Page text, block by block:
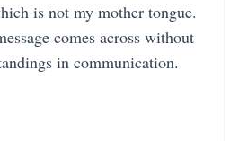
is not my mother tongue.
comes across without
in communication.